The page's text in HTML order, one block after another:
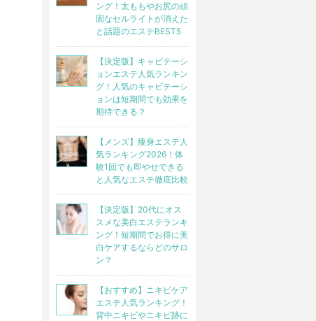
ング！太ももやお尻の頑
固なセルライトが消えた
と話題のエステBEST5
【決定版】キャビテーシ
ョンエステ人気ランキン
グ！人気のキャビテーシ
ョンは短期間でも効果を
期待できる？
【メンズ】痩身エステ人
気ランキング2026！体
験1回でも即やせできる
と人気なエステ徹底比較
【決定版】20代にオス
スメな美白エステランキ
ング！短期間でお得に美
白ケアするならどのサロ
ン？
【おすすめ】ニキビケア
エステ人気ランキング！
背中ニキビやニキビ跡に